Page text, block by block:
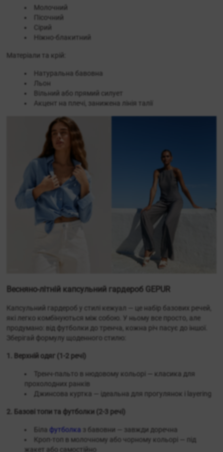
Молочний
Пісочний
Сірий
Ніжно-блакитний
Матеріали та крій:
Натуральна бавовна
Льон
Вільний або прямий силует
Акцент на плечі, занижена лінія талії
Весняно-літній капсульний гардероб GEPUR
Капсульний гардероб у стилі кежуал — це набір базових речей,
які легко комбінуються між собою. У ньому все просто, але
продумано: від футболки до тренча, кожна річ пасує до іншої.
Зберігай формулу щоденного стилю:
1. Верхній одяг (1-2 речі)
Тренч-пальто в нюдовому кольорі — класика для
прохолодних ранків
Джинсова куртка — ідеальна для прогулянок і layering
2. Базові топи та футболки (2-3 речі)
Білафутболка з бавовни — завжди доречна
Кроп-топ в молочному або чорному кольорі — під
жакет або самостійно